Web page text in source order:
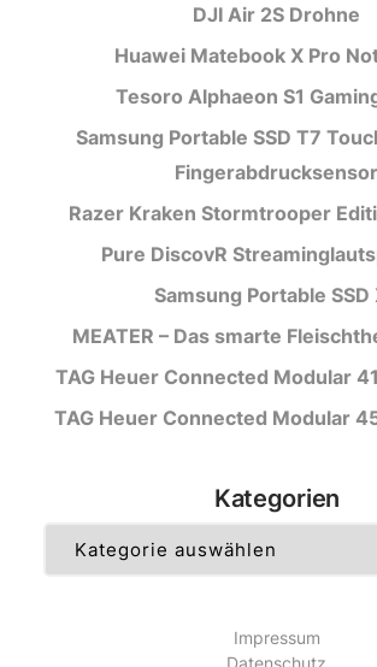
DJI Air 2S Drohne
Huawei Matebook X Pro
Tesoro Alphaeon S1
Samsung Portable SSD T7
Fingerabdrucksensor
Razer Kraken Stormtrooper
Pure DiscovR
Samsung Portable SSD
MEATER – Das smarte
TAG Heuer Connected Modular
TAG Heuer Connected Modular
Kategorien
Impressum
Datenschutz